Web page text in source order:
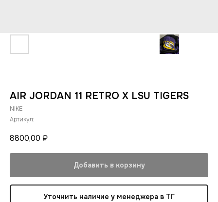
AIR JORDAN 11 RETRO X LSU TIGERS
NIKE
Артикул:
8800,00 ₽
Добавить в корзину
Уточнить наличие у менеджера в ТГ